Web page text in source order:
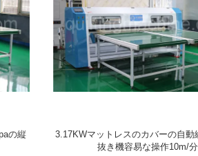
の縦
3.17KWマットレスのカバーの自動
抜き機容易な操作10m/分